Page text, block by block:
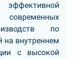
по
на внутреннем
с высокой